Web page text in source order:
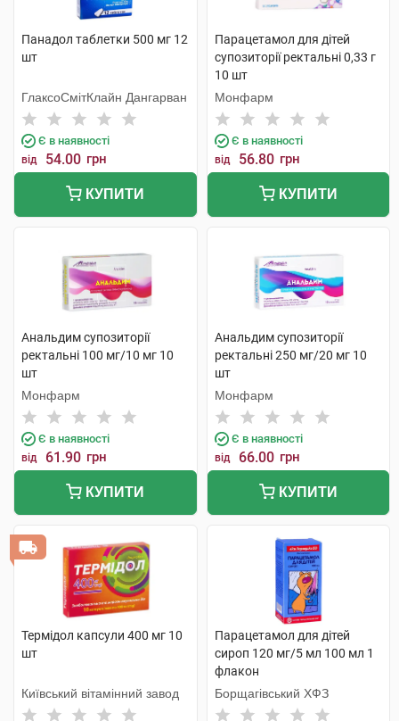
Панадол таблетки 500 мг 12
шт
ГлаксоСмітКлайн Дангарван
Є в наявності
від 54.00 грн
КУПИТИ
Парацетамол для дітей
супозиторії ректальні 0,33 г
10 шт
Монфарм
Є в наявності
від 56.80 грн
КУПИТИ
Анальдим супозиторії
ректальні 100 мг/10 мг 10
шт
Монфарм
Є в наявності
від 61.90 грн
КУПИТИ
Анальдим супозиторії
ректальні 250 мг/20 мг 10
шт
Монфарм
Є в наявності
від 66.00 грн
КУПИТИ
Термідол капсули 400 мг 10
шт
Київський вітамінний завод
Парацетамол для дітей
сироп 120 мг/5 мл 100 мл 1
флакон
Борщагівський ХФЗ